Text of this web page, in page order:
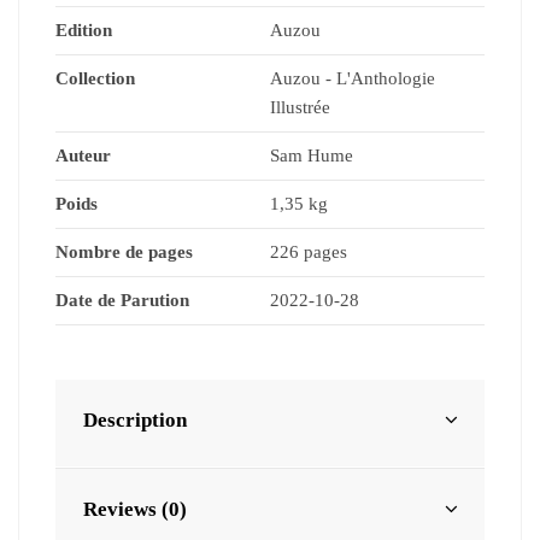
Edition Auzou
Collection
Auzou - L'Anthologie
Illustrée
Auteur Sam Hume
Poids 1,35 kg
Nombre de pages 226 pages
Date de Parution 2022-10-28
Description
Reviews (0)